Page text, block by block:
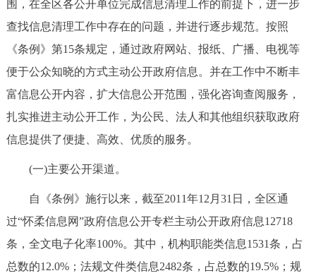
围，在全区各公开单位完成信息清理工作的前提下，进一步
查找信息清理工作中存在的问题，并进行逐步规范。按照
《条例》第15条规定，通过政府网站、报纸、广播、电视等
便于公众知晓的方式主动公开政府信息。并在工作中不断丰
富信息公开内容，扩大信息公开范围，强化咨询查阅服务，
扎实推进主动公开工作，为公民、法人和其他组织获取政府
信息提供了便捷、高效、优质的服务。
(一)主要公开渠道。
自《条例》施行以来，截至2011年12月31日，全区通
过“怀柔信息网”政府信息公开专栏主动公开政府信息12718
条，全文电子化率100%。其中，机构职能类信息1531条，占
总数的12.0%；法规文件类信息2482条，占总数的19.5%；规